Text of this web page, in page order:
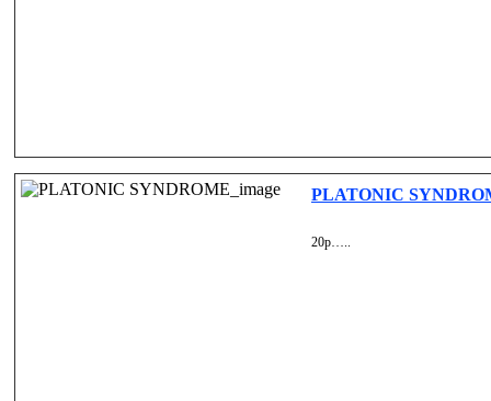
PLATONIC
20p…..